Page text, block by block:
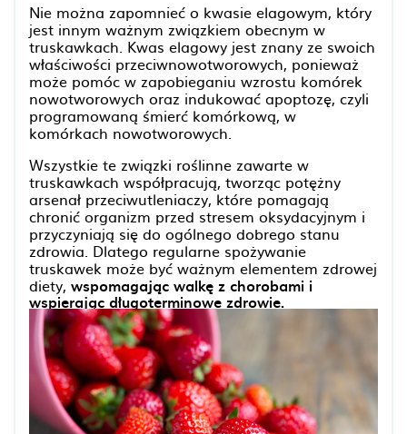
Nie można zapomnieć o kwasie elagowym, który
jest innym ważnym związkiem obecnym w
truskawkach. Kwas elagowy jest znany ze swoich
właściwości przeciwnowotworowych, ponieważ
może pomóc w zapobieganiu wzrostu komórek
nowotworowych oraz indukować apoptozę, czyli
programowaną śmierć komórkową, w
komórkach nowotworowych.
Wszystkie te związki roślinne zawarte w
truskawkach współpracują, tworząc potężny
arsenał przeciwutleniaczy, które pomagają
chronić organizm przed stresem oksydacyjnym i
przyczyniają się do ogólnego dobrego stanu
zdrowia. Dlatego regularne spożywanie
truskawek może być ważnym elementem zdrowej
diety, wspomagając walkę z chorobami i
wspierając długoterminowe zdrowie.